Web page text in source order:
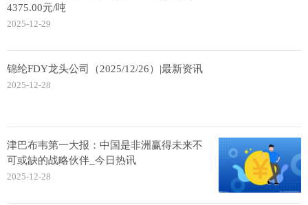
4375.00元/吨
2025-12-29
锦纶FDY龙头公司（2025/12/26）|最新资讯
2025-12-28
津巴布韦第一大报：中国是非洲赢得未来不
可或缺的战略伙伴_今日热讯
2025-12-28